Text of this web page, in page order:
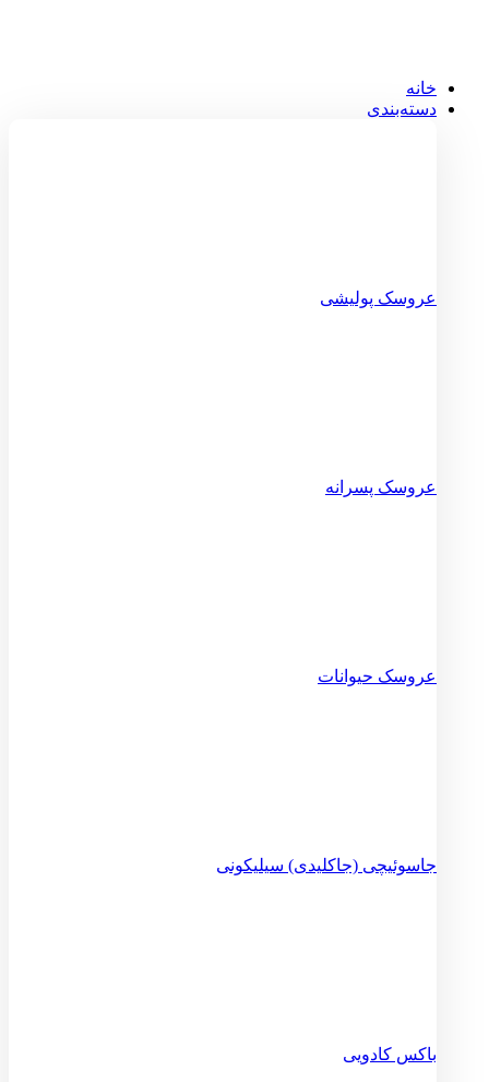
خانه
دسته‌بندی
عروسک پولیشی
عروسک پسرانه
عروسک حیوانات
جاسوئیچی (جاکلیدی) سیلیکونی
باکس کادویی